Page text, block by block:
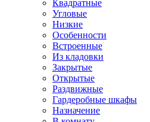
Квадратные
Угловые
Низкие
Особенности
Встроенные
Из кладовки
Закрытые
Открытые
Раздвижные
Гардеробные шкафы
Назначение